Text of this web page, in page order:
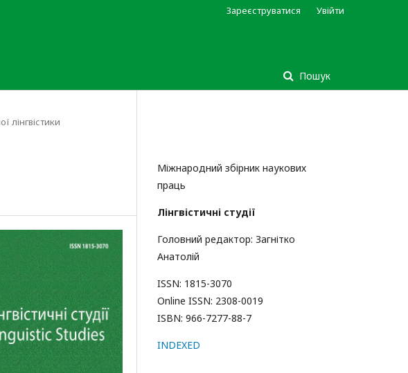
Пошук
Зареєструватися Увійти
лінгвістики
Міжнародний збірник наукових
праць
Лінгвістичні студії
Головний редактор: Загнітко
Анатолій
ISSN: 1815-3070
Online ISSN: 2308-0019
ISBN: 966-7277-88-7
INDEXED